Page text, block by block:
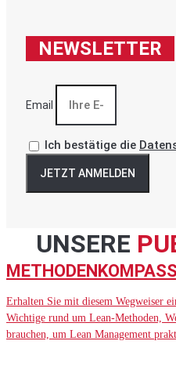
NEWSLETTER
Email
Ich bestätige die
JETZT ANMELDEN
UNSERE
METHODENKOMPASS
Erhalten Sie mit diesem Wegweiser
Wichtige rund um Lean-Methoden,
brauchen, um Lean Management